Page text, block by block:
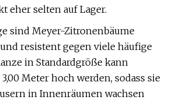
eher selten auf Lager.
sind Meyer-Zitronenbäume
resistent gegen viele häufige
in Standardgröße kann
Meter hoch werden, sodass sie
in Innenräumen wachsen